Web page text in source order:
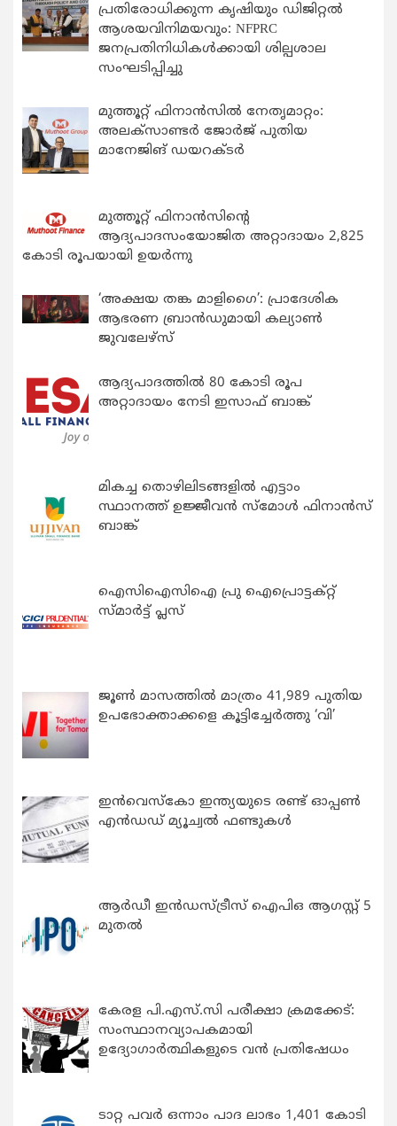
പ്രതിരോധിക്കുന്ന കൃഷിയും ഡിജിറ്റൽ
ആശയവിനിമയവും: NFPRC
ജനപ്രതിനിധികൾക്കായി ശില്പശാല
സംഘടിപ്പിച്ചു
മുത്തൂറ്റ് ഫിനാൻസിൽ നേതൃമാറ്റം:
അലക്സാണ്ടർ ജോർജ് പുതിയ
മാനേജിങ് ഡയറക്ടർ
മുത്തൂറ്റ് ഫിനാൻസിന്റെ
ആദ്യപാദസംയോജിത അറ്റാദായം 2,825
കോടി രൂപയായി ഉയർന്നു
‘അക്ഷയ തങ്ക മാളിഗൈ’: പ്രാദേശിക
ആഭരണ ബ്രാന്‍ഡുമായി കല്യാണ്‍
ജുവലേഴ്‌സ്
ആദ്യപാദത്തിൽ 80 കോടി രൂപ
അറ്റാദായം നേടി ഇസാഫ് ബാങ്ക്
മികച്ച തൊഴിലിടങ്ങളിൽ എട്ടാം
സ്ഥാനത്ത് ഉജ്ജീവൻ സ്മോൾ ഫിനാൻസ്
ബാങ്ക്
ഐസിഐസിഐ പ്രു ഐപ്രൊട്ടക്റ്റ്
സ്മാർട്ട് പ്ലസ്
ജൂൺ മാസത്തിൽ മാത്രം 41,989 പുതിയ
ഉപഭോക്താക്കളെ കൂട്ടിച്ചേർത്തു ‘വി’
ഇന്‍വെസ്കോ ഇന്ത്യയുടെ രണ്ട് ഓപ്പണ്‍
എന്‍ഡഡ് മ്യൂച്വല്‍ ഫണ്ടുകള്‍
ആർഡീ ഇൻഡസ്ട്രീസ് ഐപിഒ ആഗസ്റ്റ് 5
മുതൽ
കേരള പി.എസ്.സി പരീക്ഷാ ക്രമക്കേട്:
സംസ്ഥാനവ്യാപകമായി
ഉദ്യോഗാര്‍ത്ഥികളുടെ വന്‍ പ്രതിഷേധം
ടാറ്റ പവർ ഒന്നാം പാദ ലാഭം 1,401 കോടി